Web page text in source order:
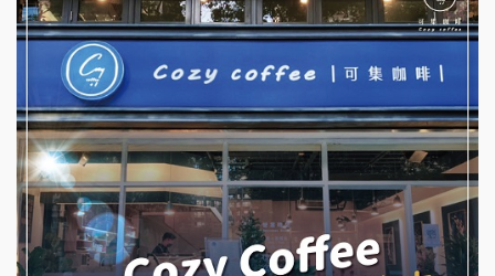
彭富貴加盟說明會
NU PASTA義大利麵加盟說明會
潮鍋癮加盟說明會
蓁伙烤倆吃加盟說明會
霏等茶加盟說明會
杜芳子古味茶鋪加盟說明會
優握握×酸奶大獅加盟說明會
冬城門加盟說明會
拾鑶火鍋加盟說明會
阿性情趣無人販售所加盟明會